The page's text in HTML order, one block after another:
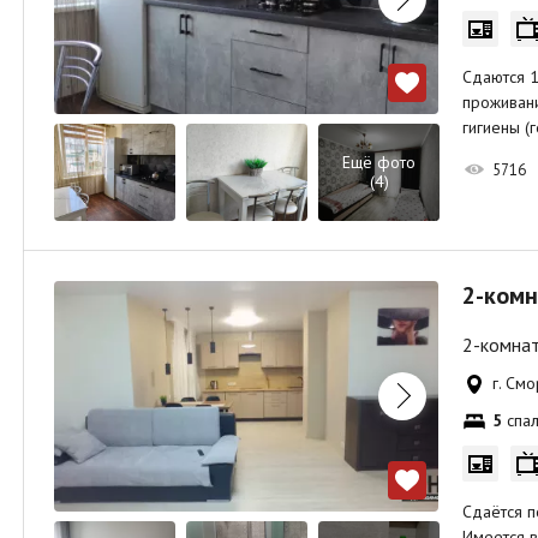
Ещё фото
(4)
Сдаются
гигиены
5716
2-
2-
г.
5
Сдаётся